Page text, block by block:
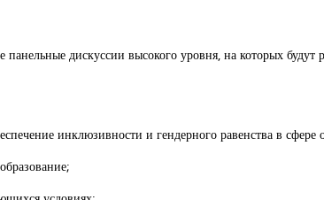
панельные дискуссии высокого уровня, на которых
инклюзивности и гендерного равенства в сфере